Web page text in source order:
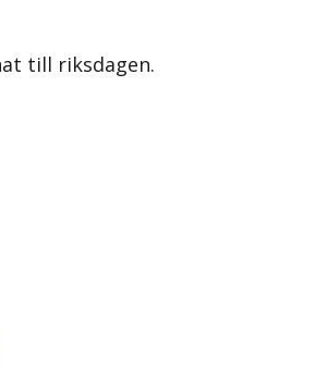
till riksdagen.